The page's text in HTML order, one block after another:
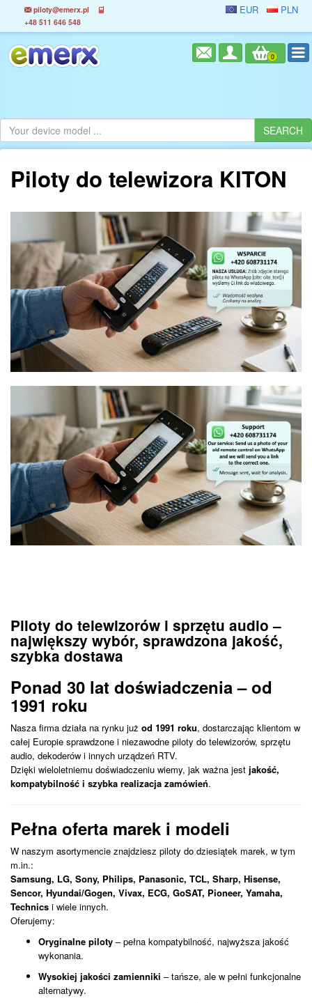
piloty@emerx.pl
+48 511 646 548
EUR PLN
0
Piloty do telewizora KITON
Piloty do telewizorów i sprzętu audio –
największy wybór, sprawdzona jakość,
szybka dostawa
Ponad 30 lat doświadczenia – od
1991 roku
Nasza firma działa na rynku już od 1991 roku, dostarczając klientom w
całej Europie sprawdzone i niezawodne piloty do telewizorów, sprzętu
audio, dekoderów i innych urządzeń RTV.
Dzięki wieloletniemu doświadczeniu wiemy, jak ważna jest jakość,
kompatybilność i szybka realizacja zamówień.
Pełna oferta marek i modeli
W naszym asortymencie znajdziesz piloty do dziesiątek marek, w tym
m.in.:
Samsung, LG, Sony, Philips, Panasonic, TCL, Sharp, Hisense,
Sencor, Hyundai/Gogen, Vivax, ECG, GoSAT, Pioneer, Yamaha,
Technics i wiele innych.
Oferujemy:
Oryginalne piloty – pełna kompatybilność, najwyższa jakość
wykonania.
Wysokiej jakości zamienniki – tańsze, ale w pełni funkcjonalne
alternatywy.